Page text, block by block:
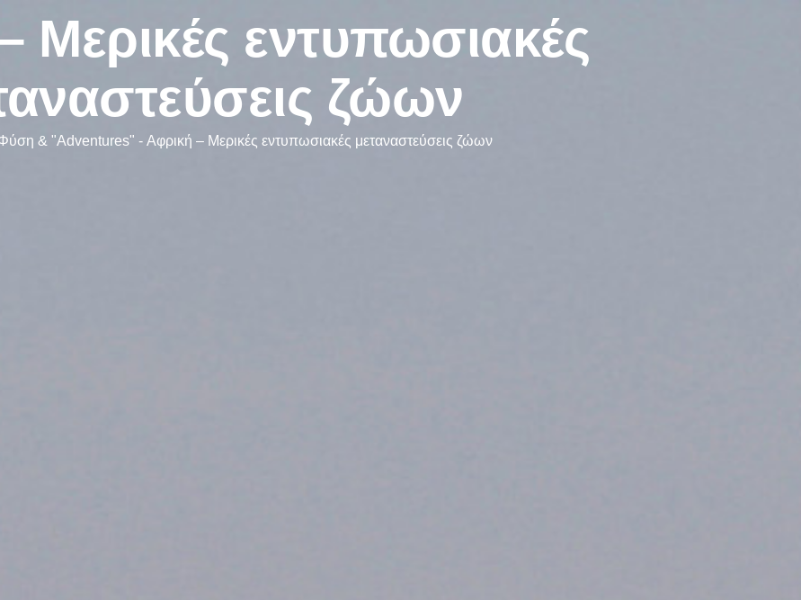
Μερικές εντυπωσιακές
ζώων
& "Adventures" - Αφρική – Μερικές εντυπωσιακές μεταναστεύσεις ζώων